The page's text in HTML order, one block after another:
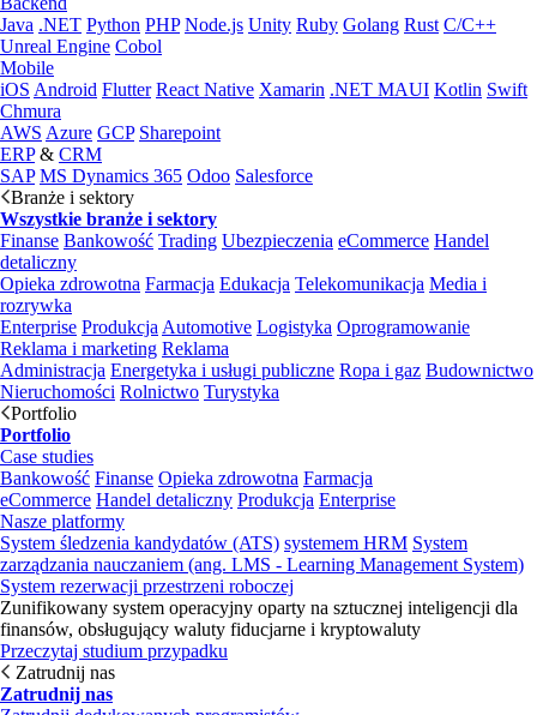
Java .NET Python PHP Node.js Unity Ruby Golang Rust C/C++
Unreal Engine Cobol
Mobile
iOS Android Flutter React Native Xamarin .NET MAUI Kotlin Swift
Chmura
AWS Azure GCP Sharepoint
ERP& CRM
SAP MS Dynamics 365 Odoo Salesforce
Branże i sektory
Wszystkie branże i sektory
Finanse Bankowość Trading Ubezpieczenia eCommerce Handel
detaliczny
Opieka zdrowotna Farmacja Edukacja Telekomunikacja Media i
rozrywka
Enterprise Produkcja Automotive Logistyka Oprogramowanie
Reklama i marketing Reklama
Administracja Energetyka i usługi publiczne Ropa i gaz Budownictwo
Nieruchomości Rolnictwo Turystyka
Portfolio
Portfolio
Case studies
Bankowość Finanse Opieka zdrowotna Farmacja
eCommerce Handel detaliczny Produkcja Enterprise
Nasze platformy
System śledzenia kandydatów (ATS) systemem HRM System
zarządzania nauczaniem (ang. LMS - Learning Management System)
System rezerwacji przestrzeni roboczej
Zunifikowany system operacyjny oparty na sztucznej inteligencji dla
finansów, obsługujący waluty fiducjarne i kryptowaluty
Przeczytaj studium przypadku
Zatrudnij nas
Zatrudnij nas